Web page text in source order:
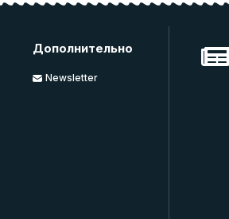
Дополнительно
Newsletter